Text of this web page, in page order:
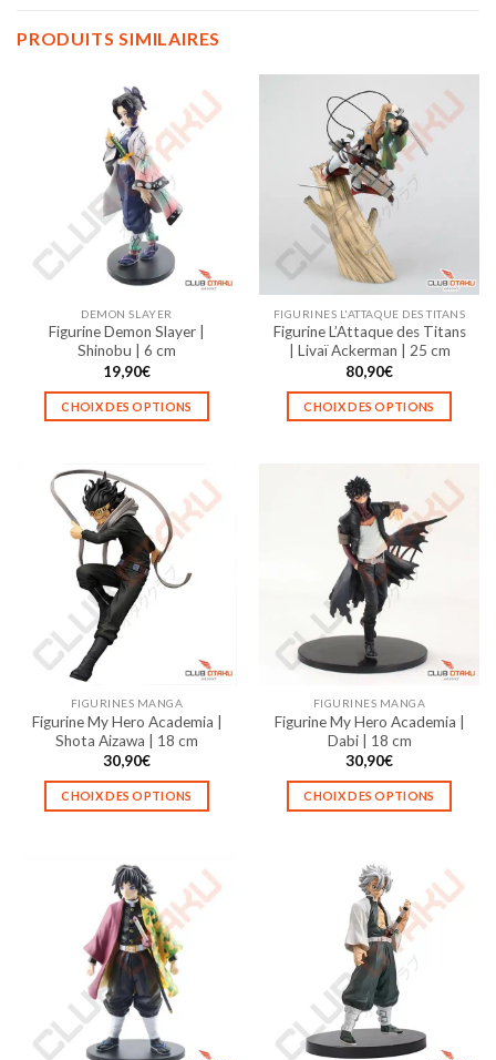
PRODUITS SIMILAIRES
DEMON SLAYER
Figurine Demon Slayer |
Shinobu | 6 cm
19,90€
CHOIX DES OPTIONS
a
plusieurs
variations.
Les
options
peuvent
être
page
produit
FIGURINES L'ATTAQUE DES TITANS
Figurine L’Attaque des Titans
| Livaï Ackerman | 25 cm
80,90€
CHOIX DES OPTIONS
a
plusieurs
variations.
Les
options
peuvent
être
choisies
sur
page
du
produit
FIGURINES MANGA
Figurine My Hero Academia |
Shota Aizawa | 18 cm
30,90€
CHOIX DES OPTIONS
a
plusieurs
variations.
Les
options
peuvent
être
choisies
sur
FIGURINES MANGA
Figurine My Hero Academia |
Dabi | 18 cm
30,90€
CHOIX DES OPTIONS
a
plusieurs
variations.
Les
options
peuvent
être
choisies
sur